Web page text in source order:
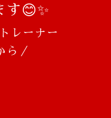
す😊✨
レーナー
ら／